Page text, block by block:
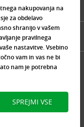
nakupovanja na
za obdelavo
shranijo v vašem
pravilnega
nastavitve. Vsebino
vam in vas ne bi
nam je potrebna
SPREJMI VSE